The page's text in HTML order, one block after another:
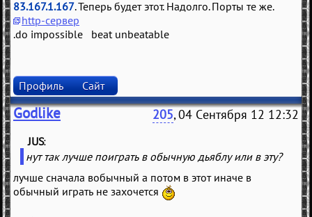
83.167.1.167. Теперь будет этот. Надолго. Порты те же.
http-сервер
.do impossible beat unbeatable
Профиль Сайт
Godlike 205, 04 Сентября 12 12:32
(JUS
нут так лучше поиграть в обычную дьяблу или в эту?
лучше сначала вобычный а потом в этот иначе в
обычный играть не захочется